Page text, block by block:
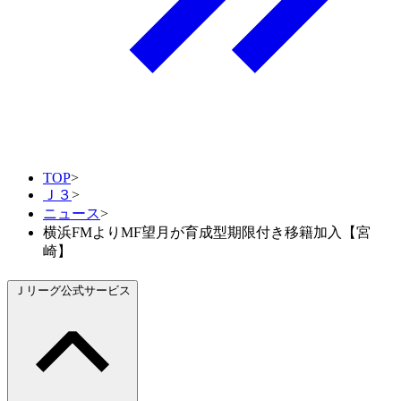
TOP>
Ｊ３>
ニュース>
横浜FMよりMF望月が育成型期限付き移籍加入【宮
崎】
Ｊリーグ公式サービス